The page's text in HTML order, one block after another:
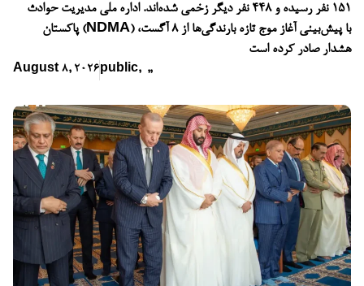
۱۵۱ نفر رسیده و ۴۴۸ نفر دیگر زخمی شده‌اند. اداره ملی مدیریت حوادث
پاکستان (NDMA) با پیش‌بینی آغاز موج تازه بارندگی‌ها از ۸ آگست،
هشدار صادر کرده است
August 8, 2026 public, ,,